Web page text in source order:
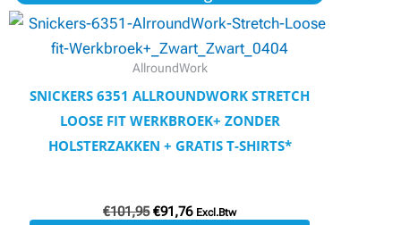
AllroundWork
SNICKERS 6351 ALLROUNDWORK STRETCH
LOOSE FIT WERKBROEK+ ZONDER
HOLSTERZAKKEN + GRATIS T-SHIRTS*
€101,95
was:
€101,95.
€91,76
is:
€91,76.
Excl.Btw
product
meerdere
variaties.
Deze
optie
worden